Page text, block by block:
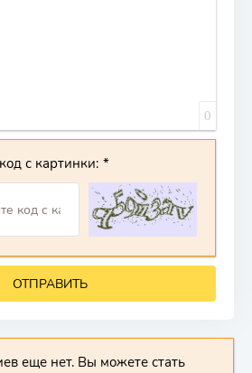
0
с картинки:
ОТПРАВИТЬ
еще нет. Вы можете стать